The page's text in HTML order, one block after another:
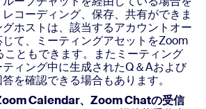
コーディング、保存、共有ができま
ホストは、該当するアカウントオー
て、ミーティングアセットをZoom
こともできます。またミーティング
ィング中に生成されたQ＆Aおよび
を確認できる場合もあります。
Calendar、Zoom Chatの受信